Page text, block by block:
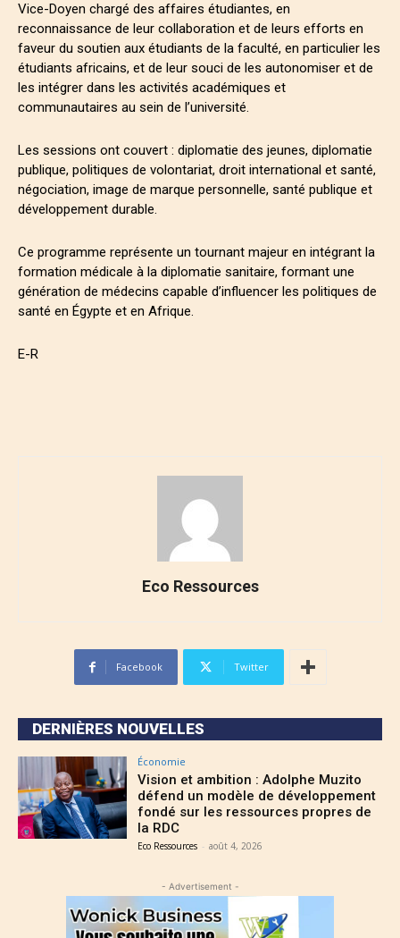
Vice-Doyen chargé des affaires étudiantes, en
reconnaissance de leur collaboration et de leurs efforts en
faveur du soutien aux étudiants de la faculté, en particulier les
étudiants africains, et de leur souci de les autonomiser et de
les intégrer dans les activités académiques et
communautaires au sein de l’université.
Les sessions ont couvert : diplomatie des jeunes, diplomatie
publique, politiques de volontariat, droit international et santé,
négociation, image de marque personnelle, santé publique et
développement durable.
Ce programme représente un tournant majeur en intégrant la
formation médicale à la diplomatie sanitaire, formant une
génération de médecins capable d’influencer les politiques de
santé en Égypte et en Afrique.
E-R
Eco Ressources
Facebook Twitter
DERNIÈRES NOUVELLES
Économie
Vision et ambition : Adolphe Muzito
défend un modèle de développement
fondé sur les ressources propres de
la RDC
Eco Ressources - août 4, 2026
- Advertisement -